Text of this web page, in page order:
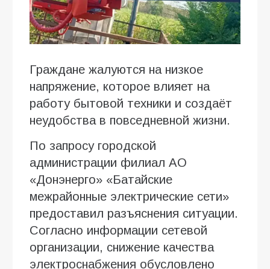
Граждане жалуются на низкое
напряжение, которое влияет на
работу бытовой техники и создаёт
неудобства в повседневной жизни.
По запросу городской
администрации филиал АО
«Донэнерго» «Батайские
межрайонные электрические сети»
предоставил разъяснения ситуации.
Согласно информации сетевой
организации, снижение качества
электроснабжения обусловлено